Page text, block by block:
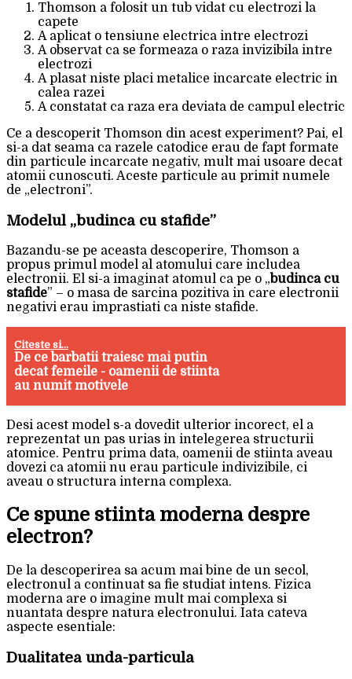
Thomson a folosit un tub vidat cu electrozi la
capete
A aplicat o tensiune electrica intre electrozi
A observat ca se formeaza o raza invizibila intre
electrozi
A plasat niste placi metalice incarcate electric in
calea razei
A constatat ca raza era deviata de campul electric
Ce a descoperit Thomson din acest experiment? Pai, el
si-a dat seama ca razele catodice erau de fapt formate
din particule incarcate negativ, mult mai usoare decat
atomii cunoscuti. Aceste particule au primit numele
de „electroni”.
Modelul „budinca cu stafide”
Bazandu-se pe aceasta descoperire, Thomson a
propus primul model al atomului care includea
electronii. El si-a imaginat atomul ca pe o „ budinca cu
stafide” – o masa de sarcina pozitiva in care electronii
negativi erau imprastiati ca niste stafide.
Citeste si...
De ce barbatii traiesc mai putin
decat femeile - oamenii de stiinta
au numit motivele
Desi acest model s-a dovedit ulterior incorect, el a
reprezentat un pas urias in intelegerea structurii
atomice. Pentru prima data, oamenii de stiinta aveau
dovezi ca atomii nu erau particule indivizibile, ci
aveau o structura interna complexa.
Ce spune stiinta moderna despre
electron?
De la descoperirea sa acum mai bine de un secol,
electronul a continuat sa fie studiat intens. Fizica
moderna are o imagine mult mai complexa si
nuantata despre natura electronului. Iata cateva
aspecte esentiale:
Dualitatea unda-particula